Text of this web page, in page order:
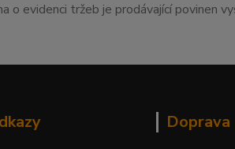
o evidenci tržeb je prodávající povinen
Doprava